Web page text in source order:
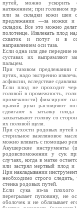
путей, можно ускорить
натяжением; при головном
или за складки кожи шеи
предлежании —за ножки и
складок. Все это можно
полотенце. Извлекать плод
схваток и потуг и в
направлением оси таза.
Если одна или две передние
суставах их выпрямляют
пальцем.
При тазовом предлежании
путях, надо экстренно
асфиксии, вследствие
Если плод не проходит
головой в промежность,
промежности) фиксируют
правой руки расширяют
сдвигают к затылку
захватывают голову со
их половой щели.
При сухости родовых путей
стерильное вазелиновое
можно вливать с помощью
Акушерские
родовспоможении у сук
случаях, когда в матке
или застрял мертвый плод
При накладывании
необходимо строго
стенка родовых путей.
Если сука из-за плохого
перегрызает пуповину, не
оболочек и не облизывает